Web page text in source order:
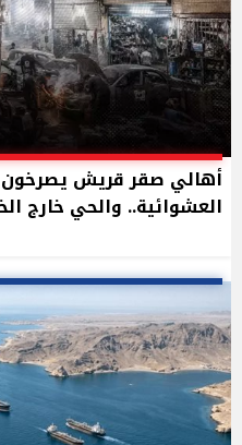
أهالي صقر قريش
العشوائية.. والحي خارج